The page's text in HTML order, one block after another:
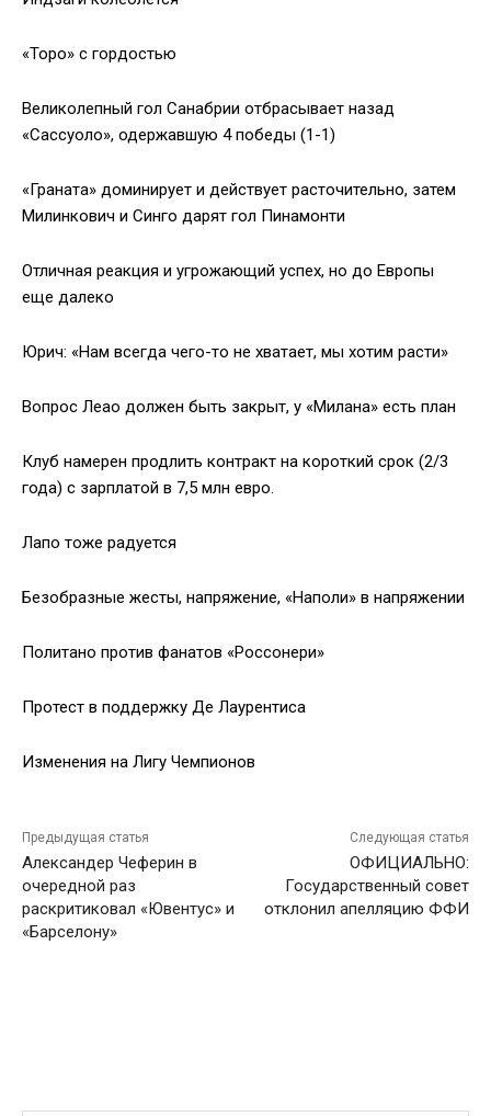
«Торо» с гордостью
Великолепный гол Санабрии отбрасывает назад
«Сассуоло», одержавшую 4 победы (1-1)
«Граната» доминирует и действует расточительно, затем
Милинкович и Синго дарят гол Пинамонти
Отличная реакция и угрожающий успех, но до Европы
еще далеко
Юрич: «Нам всегда чего-то не хватает, мы хотим расти»
Вопрос Леао должен быть закрыт, у «Милана» есть план
Клуб намерен продлить контракт на короткий срок (2/3
года) с зарплатой в 7,5 млн евро.
Лапо тоже радуется
Безобразные жесты, напряжение, «Наполи» в напряжении
Политано против фанатов «Россонери»
Протест в поддержку Де Лаурентиса
Изменения на Лигу Чемпионов
Предыдущая статья
Александер Чеферин в
очередной раз
раскритиковал «Ювентус» и
«Барселону»
Следующая статья
ОФИЦИАЛЬНО:
Государственный совет
отклонил апелляцию ФФИ